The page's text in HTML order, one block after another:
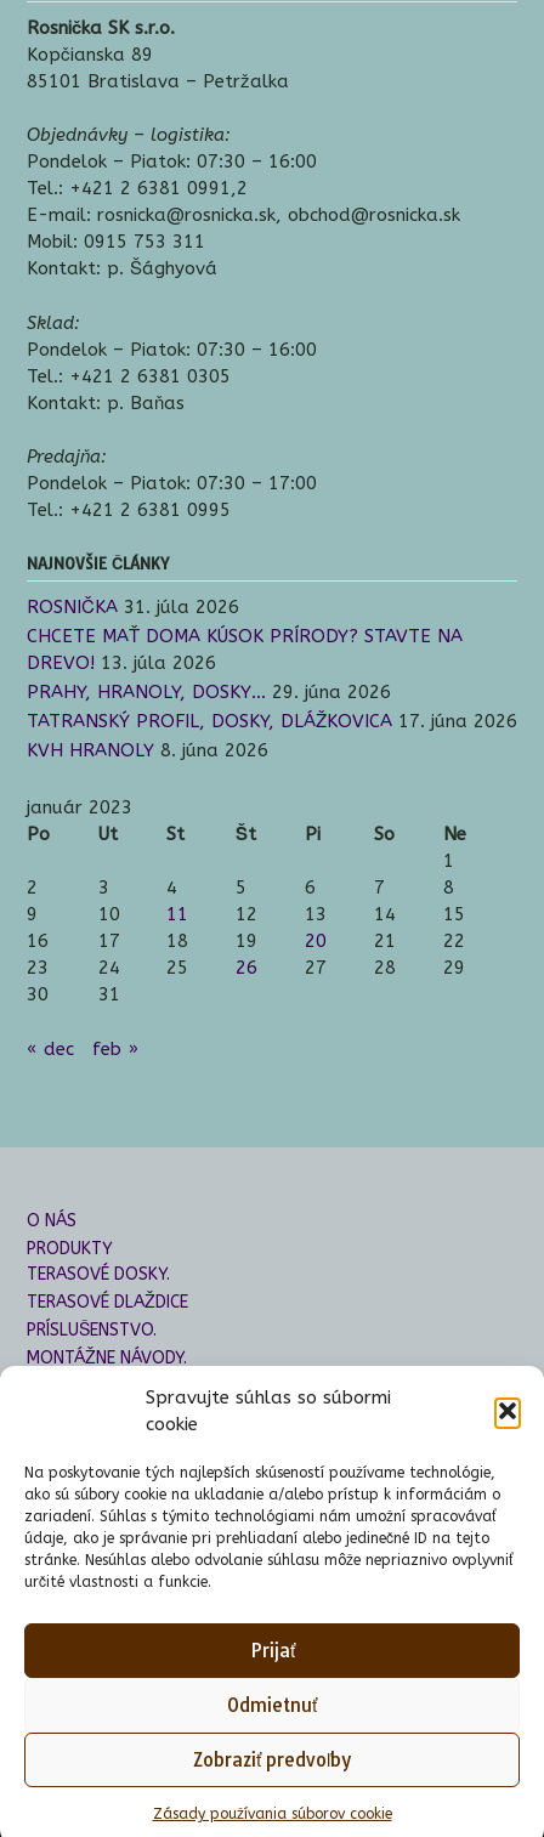
Spravujte súhlas so súbormi
cookie
Na poskytovanie tých najlepších skúseností používame technológie,
ako sú súbory cookie na ukladanie a/alebo prístup k informáciám o
zariadení. Súhlas s týmito technológiami nám umožní spracovávať
údaje, ako je správanie pri prehliadaní alebo jedinečné ID na tejto
stránke. Nesúhlas alebo odvolanie súhlasu môže nepriaznivo ovplyvniť
určité vlastnosti a funkcie.
Prijať
Odmietnuť
Zobraziť predvoľby
Zásady používania súborov cookie
Rosnička SK s.r.o.
Kopčianska 89
85101 Bratislava – Petržalka
Objednávky – logistika:
Pondelok – Piatok: 07:30 – 16:00
Tel.: +421 2 6381 0991,2
E-mail: rosnicka@rosnicka.sk, obchod@rosnicka.sk
Mobil: 0915 753 311
Kontakt: p. Šághyová
Sklad:
Pondelok – Piatok: 07:30 – 16:00
Tel.: +421 2 6381 0305
Kontakt: p. Baňas
Predajňa:
Pondelok – Piatok: 07:30 – 17:00
Tel.: +421 2 6381 0995
NAJNOVŠIE ČLÁNKY
ROSNIČKA 31. júla 2026
CHCETE MAŤ DOMA KÚSOK PRÍRODY? STAVTE NA
DREVO! 13. júla 2026
PRAHY, HRANOLY, DOSKY… 29. júna 2026
TATRANSKÝ PROFIL, DOSKY, DLÁŽKOVICA 17. júna 2026
KVH HRANOLY 8. júna 2026
január 2023
Po
Ut St Št Pi So
Ne
1
2
3 4 5 6 7
8
9
10 11 12 13 14
15
16
17 18 19 20 21
22
23
24 25 26 27 28
29
30
31
« dec feb »
O NÁS
PRODUKTY
TERASOVÉ DOSKY.
TERASOVÉ DLAŽDICE
PRÍSLUŠENSTVO.
MONTÁŽNE NÁVODY.
KONTAKTY
OCHRANA OSOBNÝCH ÚDAJOV
E-SHOP
Téma od Out the Box
o nás produkty montážny návod CENNÍKY KONTAKTY E-SHOP